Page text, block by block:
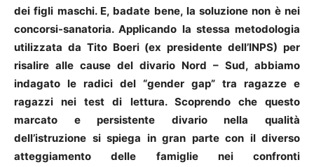
dei figli maschi. E, badate bene, la soluzione non è nei
concorsi-sanatoria. Applicando la stessa metodologia
utilizzata da Tito Boeri (ex presidente dell’INPS) per
risalire alle cause del divario Nord – Sud, abbiamo
indagato le radici del “gender gap” tra ragazze e
ragazzi nei test di lettura. Scoprendo che questo
marcato e persistente divario nella qualità
dell’istruzione si spiega in gran parte con il diverso
atteggiamento delle famiglie nei confronti